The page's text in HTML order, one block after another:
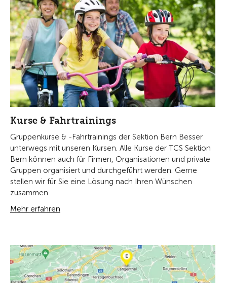
Kurse & Fahrtrainings
Gruppenkurse & -Fahrtrainings der Sektion Bern Besser
unterwegs mit unseren Kursen. Alle Kurse der TCS Sektion
Bern können auch für Firmen, Organisationen und private
Gruppen organisiert und durchgeführt werden. Gerne
stellen wir für Sie eine Lösung nach Ihren Wünschen
zusammen.
Mehr erfahren